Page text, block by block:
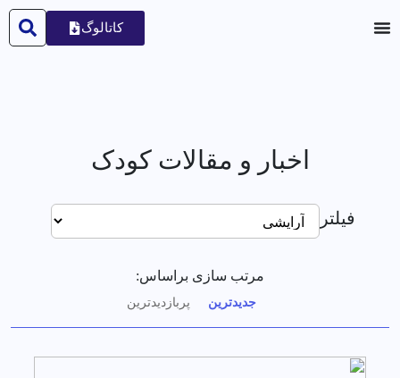
کاتالوگ
اخبار و مقالات کودک
فیلتر
مرتب سازی براساس:
جدیدترین پربازدیدترین